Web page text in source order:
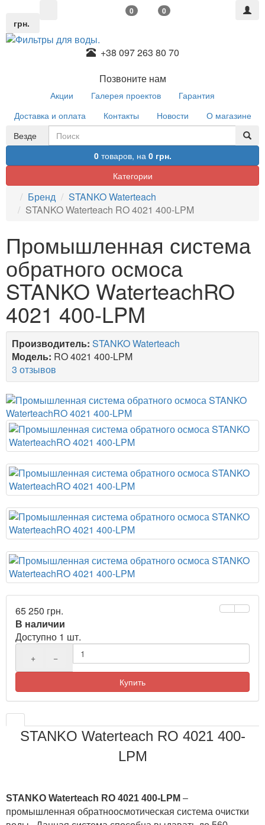
грн.
0 0
+38 097 263 80 70
Позвоните нам
Акции Галерея проектов
Гарантия
Доставка и оплата
Контакты Новости
О магазине
Везде
0товаров, на 0 грн.
Категории
Бренд
STANKO Waterteach
STANKO Waterteach RO 4021 400-LPM
Промышленная система
обратного осмоса
STANKO WaterteachRO
4021 400-LPM
Производитель: STANKO Waterteach
Модель: RO 4021 400-LPM
3 отзывов
65 250 грн.
В наличии
Доступно 1 шт.
+ −
Купить
STANKO Waterteach RO 4021 400-
LPM
STANKO Waterteach RO 4021 400-LPM –
промышленная обратноосмотическая система очистки